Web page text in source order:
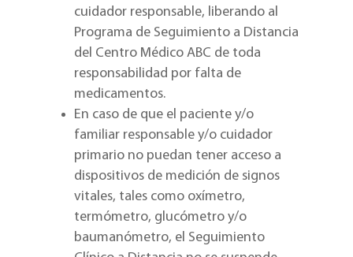
cuidador responsable, liberando al
Programa de Seguimiento a Distancia
del Centro Médico ABC de toda
responsabilidad por falta de
medicamentos.
En caso de que el paciente y/o
familiar responsable y/o cuidador
primario no puedan tener acceso a
dispositivos de medición de signos
vitales, tales como oxímetro,
termómetro, glucómetro y/o
baumanómetro, el Seguimiento